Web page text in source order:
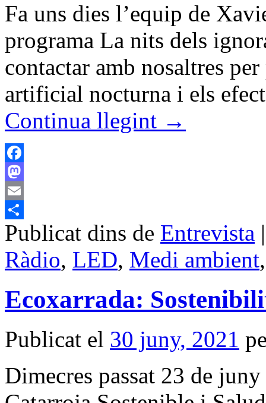
Fa uns dies l’equip de
programa La nits dels
contactar amb nosaltres
artificial nocturna i els
Continua llegint →
Facebook
Mastodon
Email
Comparteix
Publicat dins de Entrevista |
Ràdio, LED, Medi ambient
Ecoxarrada:
Publicat el 30 juny, 2021
Dimecres passat 23 de